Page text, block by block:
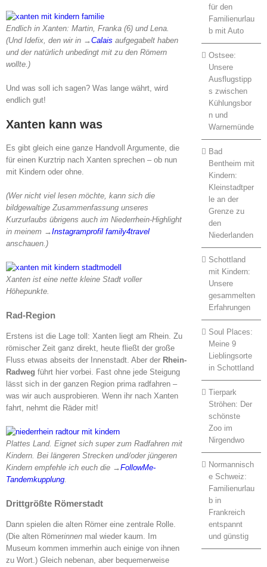
Endlich in Xanten: Martin, Franka (6) und Lena.
(Und Idefix, den wir in →Calais aufgegabelt haben
und der natürlich unbedingt mit zu den Römern
wollte.)
Und was soll ich sagen? Was lange währt, wird
endlich gut!
Xanten kann was
Es gibt gleich eine ganze Handvoll Argumente, die
für einen Kurztrip nach Xanten sprechen – ob nun
mit Kindern oder ohne.
(Wer nicht viel lesen möchte, kann sich die
bildgewaltige Zusammenfassung unseres
Kurzurlaubs übrigens auch im Niederrhein-Highlight
in meinem →Instagramprofil family4travel
anschauen.)
Xanten ist eine nette kleine Stadt voller
Höhepunkte.
Rad-Region
Erstens ist die Lage toll: Xanten liegt am Rhein. Zu
römischer Zeit ganz direkt, heute fließt der große
Fluss etwas abseits der Innenstadt. Aber der Rhein-
Radweg führt hier vorbei. Fast ohne jede Steigung
lässt sich in der ganzen Region prima radfahren –
was wir auch ausprobieren. Wenn ihr nach Xanten
fahrt, nehmt die Räder mit!
Plattes Land. Eignet sich super zum Radfahren mit
Kindern. Bei längeren Strecken und/oder jüngeren
Kindern empfehle ich euch die →FollowMe-
Tandemkupplung.
Drittgrößte Römerstadt
Dann spielen die alten Römer eine zentrale Rolle.
(Die alten Römerinnen mal wieder kaum. Im
Museum kommen immerhin auch einige von ihnen
zu Wort.) Gleich nebenan, aber bequemerweise
für den
Familienurlau
b mit Auto
Ostsee:
Unsere
Ausflugstipp
s zwischen
Kühlungsbor
n und
Warnemünde
Bad
Bentheim mit
Kindern:
Kleinstadtper
le an der
Grenze zu
den
Niederlanden
Schottland
mit Kindern:
Unsere
gesammelten
Erfahrungen
Soul Places:
Meine 9
Lieblingsorte
in Schottland
Tierpark
Ströhen: Der
schönste
Zoo im
Nirgendwo
Normannisch
e Schweiz:
Familienurlau
b in
Frankreich
entspannt
und günstig